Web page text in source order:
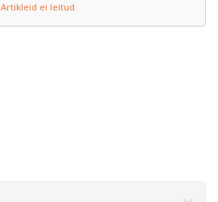
Artikleid ei leitud